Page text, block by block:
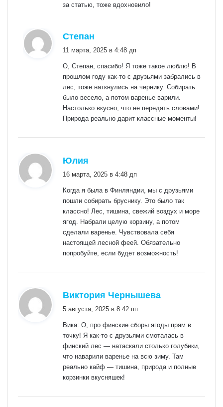
за статью, тоже вдохновило!
Степан
11 марта, 2025 в 4:48 дп
О, Степан, спасибо! Я тоже такое люблю! В
прошлом году как-то с друзьями забрались в
лес, тоже наткнулись на чернику. Собирать
было весело, а потом варенье варили.
Настолько вкусно, что не передать словами!
Природа реально дарит классные моменты!
Юлия
16 марта, 2025 в 4:48 дп
Когда я была в Финляндии, мы с друзьями
пошли собирать бруснику. Это было так
классно! Лес, тишина, свежий воздух и море
ягод. Набрали целую корзину, а потом
сделали варенье. Чувствовала себя
настоящей лесной феей. Обязательно
попробуйте, если будет возможность!
Виктория Чернышева
5 августа, 2025 в 8:42 пп
Вика: О, про финские сборы ягоды прям в
точку! Я как-то с друзьями смоталась в
финский лес — натаскали столько голубики,
что наварили варенье на всю зиму. Там
реально кайф — тишина, природа и полные
корзинки вкусняшек!